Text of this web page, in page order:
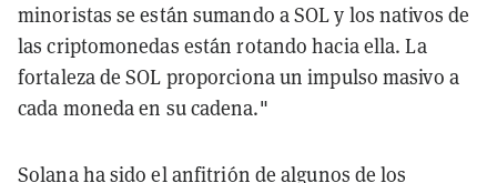
minoristas se están sumando a SOL y los nativos de
las criptomonedas están rotando hacia ella. La
fortaleza de SOL proporciona un impulso masivo a
cada moneda en su cadena."
Solana ha sido el anfitrión de algunos de los